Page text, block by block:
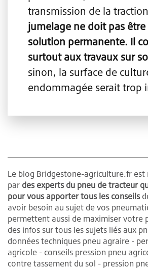
transmission de la
jumelage ne doit pas être
solution permanente. Il
surtout aux travaux sur
sinon, la surface de
endommagée serait trop
Le blog Bridgestone-agriculture.fr
par des experts du pneu de tracteur
pour vous apporter tous les conseils
avoir besoin au sujet de vos
permettent aussi de maximiser votre
des infos sur tous les sujets liés aux
données techniques pneu agraire -
agricole - conseils pression pneu
contre tassement du sol - pression